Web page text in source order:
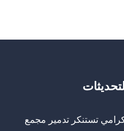
تستنكر تدمير مجمع